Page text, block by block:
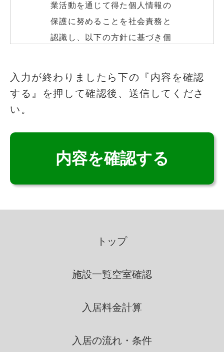
業活動を通じて得た個人情報の
保護に努めることを社会責務と
認識し、以下の方針に基づき個
個人情報の取得
致します。
個人情報の利用
の際に示した利用目的の範囲
者間との間で共同利用し、ま
者に依託する場合には、当該
第三者につき厳正な調査を行
このフィールドは空のままにしてください
入力が終わりましたら下の『内容を確認
する』を押して確認後、送信してくださ
い。
トップ
施設一覧空室確認
入居料金計算
入居の流れ・条件